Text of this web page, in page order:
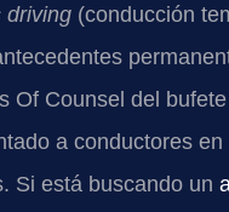
driving (conducción
Of Counsel del
a conductores
Si está buscando un